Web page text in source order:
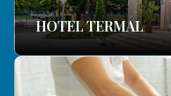
HOTEL TERMAL